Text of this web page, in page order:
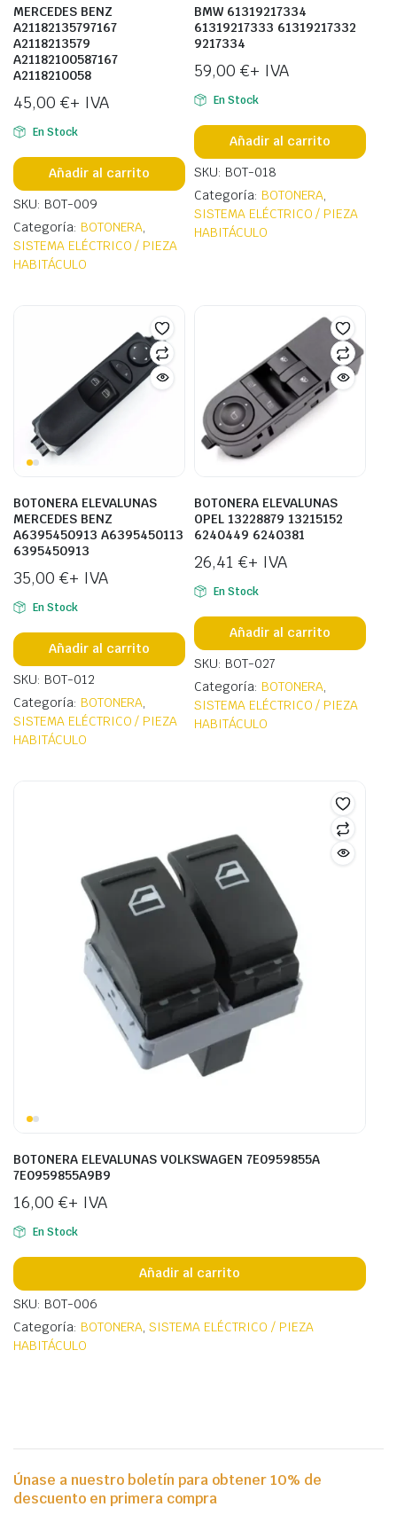
MERCEDES BENZ
A21182135797167
A2118213579
A21182100587167
A2118210058
45,00 €+ IVA
En Stock
Añadir al carrito
SKU: BOT-009
Categoría: BOTONERA,
SISTEMA ELÉCTRICO / PIEZA
HABITÁCULO
BMW 61319217334
61319217333 61319217332
9217334
59,00 €+ IVA
En Stock
Añadir al carrito
SKU: BOT-018
Categoría: BOTONERA,
SISTEMA ELÉCTRICO / PIEZA
HABITÁCULO
BOTONERA ELEVALUNAS
MERCEDES BENZ
A6395450913 A6395450113
6395450913
35,00 €+ IVA
En Stock
Añadir al carrito
SKU: BOT-012
Categoría: BOTONERA,
SISTEMA ELÉCTRICO / PIEZA
HABITÁCULO
BOTONERA ELEVALUNAS
OPEL 13228879 13215152
6240449 6240381
26,41 €+ IVA
En Stock
Añadir al carrito
SKU: BOT-027
Categoría: BOTONERA,
SISTEMA ELÉCTRICO / PIEZA
HABITÁCULO
BOTONERA ELEVALUNAS VOLKSWAGEN 7E0959855A
7E0959855A9B9
16,00 €+ IVA
En Stock
Añadir al carrito
SKU: BOT-006
Categoría: BOTONERA,SISTEMA ELÉCTRICO / PIEZA
HABITÁCULO
Únase a nuestro boletín para obtener 10% de
descuento en primera compra